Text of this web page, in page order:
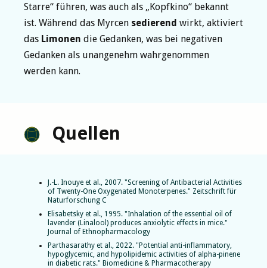
Starre“ führen, was auch als „Kopfkino“ bekannt
ist. Während das Myrcen sedierend wirkt, aktiviert
das Limonen die Gedanken, was bei negativen
Gedanken als unangenehm wahrgenommen
werden kann.
Quellen
J.-L. Inouye et al., 2007. "Screening of Antibacterial Activities
of Twenty-One Oxygenated Monoterpenes." Zeitschrift für
Naturforschung C
Elisabetsky et al., 1995. "Inhalation of the essential oil of
lavender (Linalool) produces anxiolytic effects in mice."
Journal of Ethnopharmacology
Parthasarathy et al., 2022. "Potential anti-inflammatory,
hypoglycemic, and hypolipidemic activities of alpha-pinene
in diabetic rats." Biomedicine & Pharmacotherapy